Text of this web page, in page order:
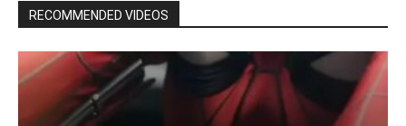
RECOMMENDED VIDEOS